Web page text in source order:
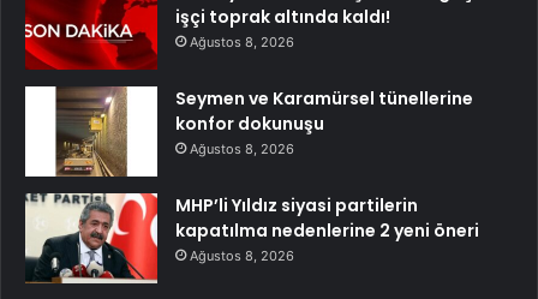
işçi toprak altında kaldı!
Ağustos 8, 2026
Seymen ve Karamürsel tünellerine
konfor dokunuşu
Ağustos 8, 2026
MHP’li Yıldız siyasi partilerin
kapatılma nedenlerine 2 yeni öneri
Ağustos 8, 2026